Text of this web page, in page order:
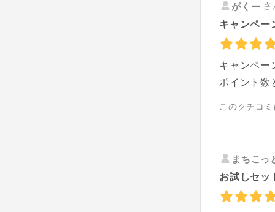
がくー
キャンペー
キャンペー
ポイント数
このクチコ
まちこっ
お試しセッ